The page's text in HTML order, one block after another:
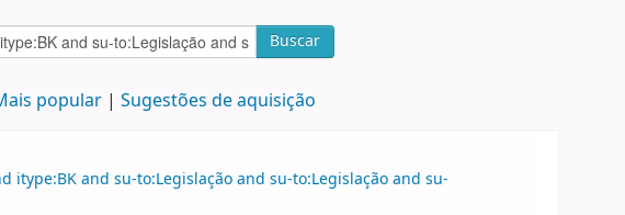
Buscar
popular Sugestões de aquisição
itype:BK and su-to:Legislação and su-to:Legislação and su-